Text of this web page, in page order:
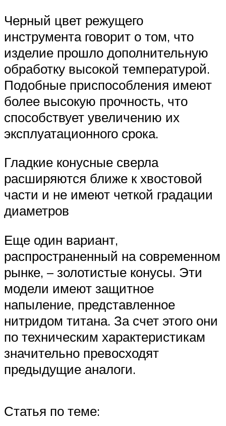
Черный цвет режущего
инструмента говорит о том, что
изделие прошло дополнительную
обработку высокой температурой.
Подобные приспособления имеют
более высокую прочность, что
способствует увеличению их
эксплуатационного срока.
Гладкие конусные сверла
расширяются ближе к хвостовой
части и не имеют четкой градации
диаметров
Еще один вариант,
распространенный на современном
рынке, – золотистые конусы. Эти
модели имеют защитное
напыление, представленное
нитридом титана. За счет этого они
по техническим характеристикам
значительно превосходят
предыдущие аналоги.
Статья по теме: